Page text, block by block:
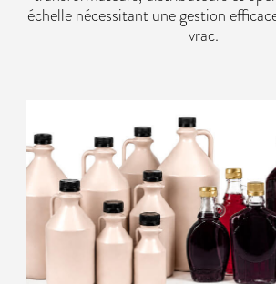
échelle nécessitant une gestion
vrac.